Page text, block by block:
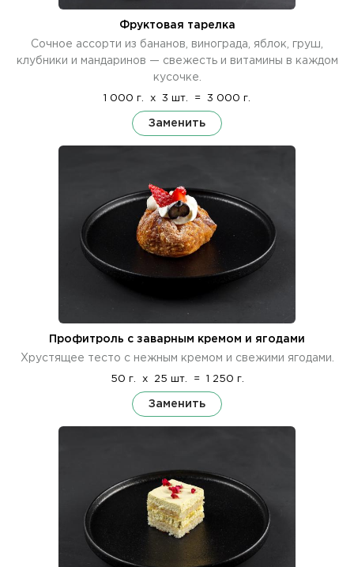
Фруктовая тарелка
Сочное ассорти из бананов, винограда, яблок, груш,
клубники и мандаринов — свежесть и витамины в каждом
кусочке.
1 000 г. x 3 шт. = 3 000 г.
Заменить
Профитроль с заварным кремом и ягодами
Хрустящее тесто с нежным кремом и свежими ягодами.
50 г. x 25 шт. = 1 250 г.
Заменить